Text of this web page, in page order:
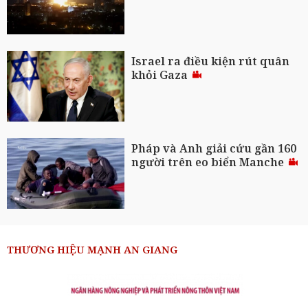
Israel ra điều kiện rút quân
khỏi Gaza
Pháp và Anh giải cứu gần 160
người trên eo biển Manche
THƯƠNG HIỆU MẠNH AN GIANG